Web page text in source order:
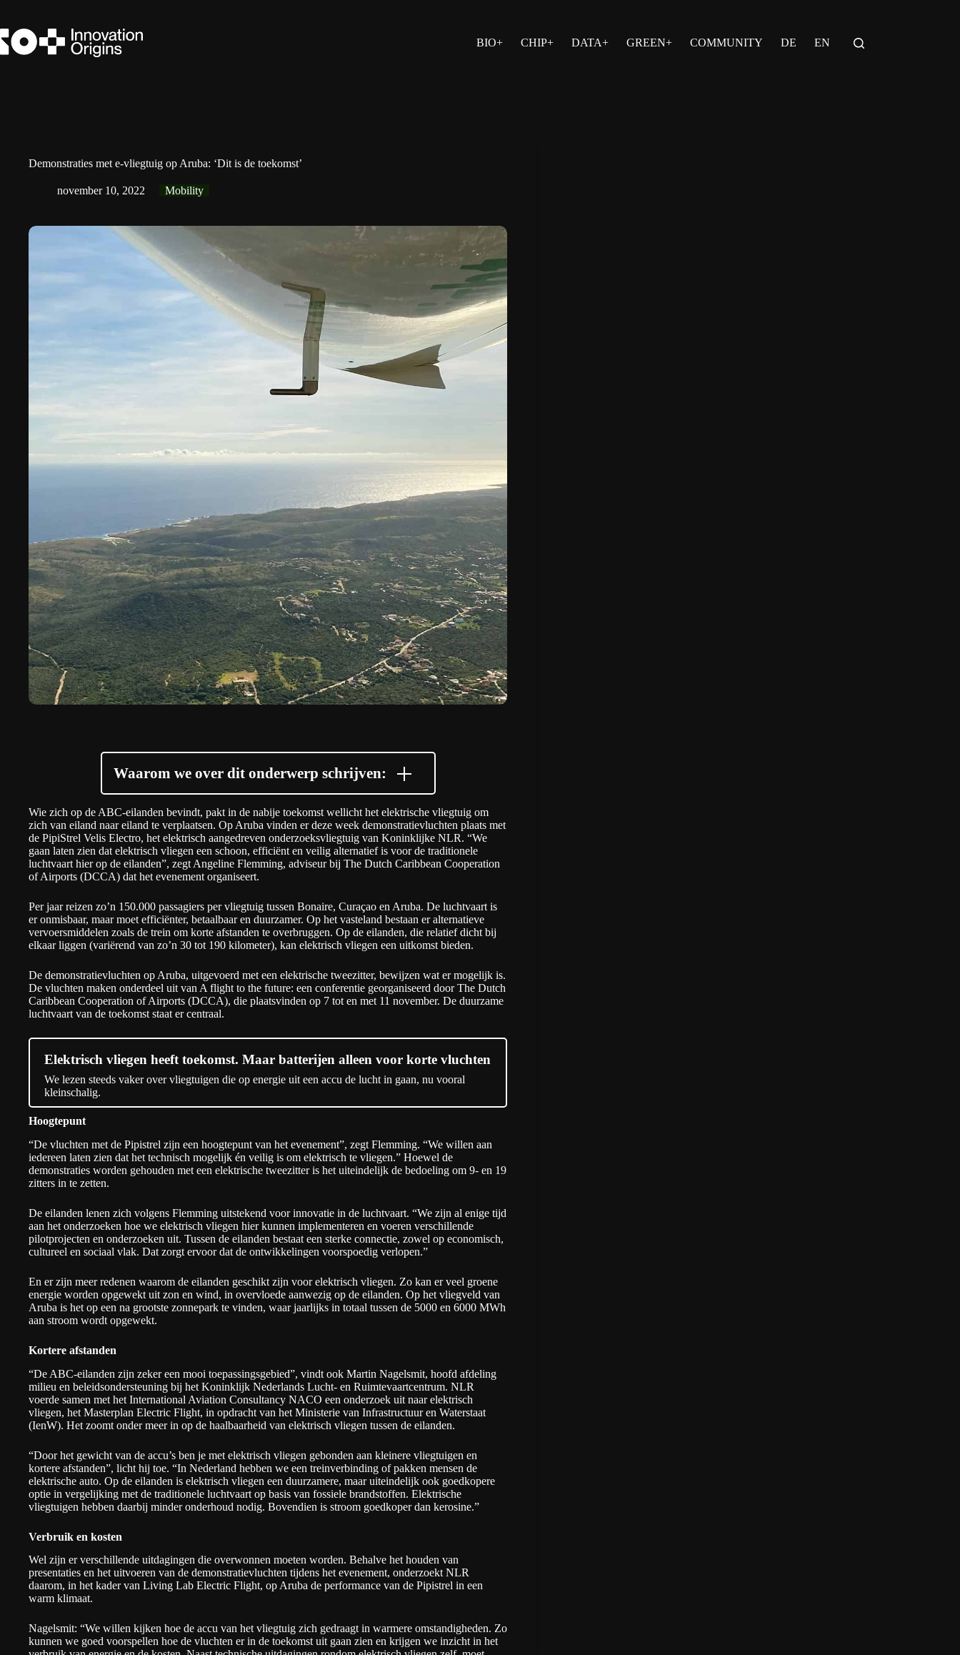
de
inhoud
BIO+ CHIP+ DATA+ GREEN+ COMMUNITY DE EN
Demonstraties met e-vliegtuig op Aruba: ‘Dit is de toekomst’
november 10, 2022 Mobility
Waarom we over dit onderwerp schrijven:
Wie zich op de ABC-eilanden bevindt, pakt in de nabije toekomst wellicht het elektrische vliegtuig om
zich van eiland naar eiland te verplaatsen. Op Aruba vinden er deze week demonstratievluchten plaats met
de PipiStrel Velis Electro, het elektrisch aangedreven onderzoeksvliegtuig van Koninklijke NLR. “We
gaan laten zien dat elektrisch vliegen een schoon, efficiënt en veilig alternatief is voor de traditionele
luchtvaart hier op de eilanden”, zegt Angeline Flemming, adviseur bij The Dutch Caribbean Cooperation
of Airports (DCCA) dat het evenement organiseert.
Per jaar reizen zo’n 150.000 passagiers per vliegtuig tussen Bonaire, Curaçao en Aruba. De luchtvaart is
er onmisbaar, maar moet efficiënter, betaalbaar en duurzamer. Op het vasteland bestaan er alternatieve
vervoersmiddelen zoals de trein om korte afstanden te overbruggen. Op de eilanden, die relatief dicht bij
elkaar liggen (variërend van zo’n 30 tot 190 kilometer), kan elektrisch vliegen een uitkomst bieden.
De demonstratievluchten op Aruba, uitgevoerd met een elektrische tweezitter, bewijzen wat er mogelijk is.
De vluchten maken onderdeel uit van A flight to the future: een conferentie georganiseerd door The Dutch
Caribbean Cooperation of Airports (DCCA), die plaatsvinden op 7 tot en met 11 november. De duurzame
luchtvaart van de toekomst staat er centraal.
Elektrisch vliegen heeft toekomst. Maar batterijen alleen voor korte vluchten
We lezen steeds vaker over vliegtuigen die op energie uit een accu de lucht in gaan, nu vooral
kleinschalig.
Hoogtepunt
“De vluchten met de Pipistrel zijn een hoogtepunt van het evenement”, zegt Flemming. “We willen aan
iedereen laten zien dat het technisch mogelijk én veilig is om elektrisch te vliegen.” Hoewel de
demonstraties worden gehouden met een elektrische tweezitter is het uiteindelijk de bedoeling om 9- en 19
zitters in te zetten.
De eilanden lenen zich volgens Flemming uitstekend voor innovatie in de luchtvaart. “We zijn al enige tijd
aan het onderzoeken hoe we elektrisch vliegen hier kunnen implementeren en voeren verschillende
pilotprojecten en onderzoeken uit. Tussen de eilanden bestaat een sterke connectie, zowel op economisch,
cultureel en sociaal vlak. Dat zorgt ervoor dat de ontwikkelingen voorspoedig verlopen.”
En er zijn meer redenen waarom de eilanden geschikt zijn voor elektrisch vliegen. Zo kan er veel groene
energie worden opgewekt uit zon en wind, in overvloede aanwezig op de eilanden. Op het vliegveld van
Aruba is het op een na grootste zonnepark te vinden, waar jaarlijks in totaal tussen de 5000 en 6000 MWh
aan stroom wordt opgewekt.
Kortere afstanden
“De ABC-eilanden zijn zeker een mooi toepassingsgebied”, vindt ook Martin Nagelsmit, hoofd afdeling
milieu en beleidsondersteuning bij het Koninklijk Nederlands Lucht- en Ruimtevaartcentrum. NLR
voerde samen met het International Aviation Consultancy NACO een onderzoek uit naar elektrisch
vliegen, het Masterplan Electric Flight, in opdracht van het Ministerie van Infrastructuur en Waterstaat
(IenW). Het zoomt onder meer in op de haalbaarheid van elektrisch vliegen tussen de eilanden.
“Door het gewicht van de accu’s ben je met elektrisch vliegen gebonden aan kleinere vliegtuigen en
kortere afstanden”, licht hij toe. “In Nederland hebben we een treinverbinding of pakken mensen de
elektrische auto. Op de eilanden is elektrisch vliegen een duurzamere, maar uiteindelijk ook goedkopere
optie in vergelijking met de traditionele luchtvaart op basis van fossiele brandstoffen. Elektrische
vliegtuigen hebben daarbij minder onderhoud nodig. Bovendien is stroom goedkoper dan kerosine.”
Verbruik en kosten
Wel zijn er verschillende uitdagingen die overwonnen moeten worden. Behalve het houden van
presentaties en het uitvoeren van de demonstratievluchten tijdens het evenement, onderzoekt NLR
daarom, in het kader van Living Lab Electric Flight, op Aruba de performance van de Pipistrel in een
warm klimaat.
Nagelsmit: “We willen kijken hoe de accu van het vliegtuig zich gedraagt in warmere omstandigheden. Zo
kunnen we goed voorspellen hoe de vluchten er in de toekomst uit gaan zien en krijgen we inzicht in het